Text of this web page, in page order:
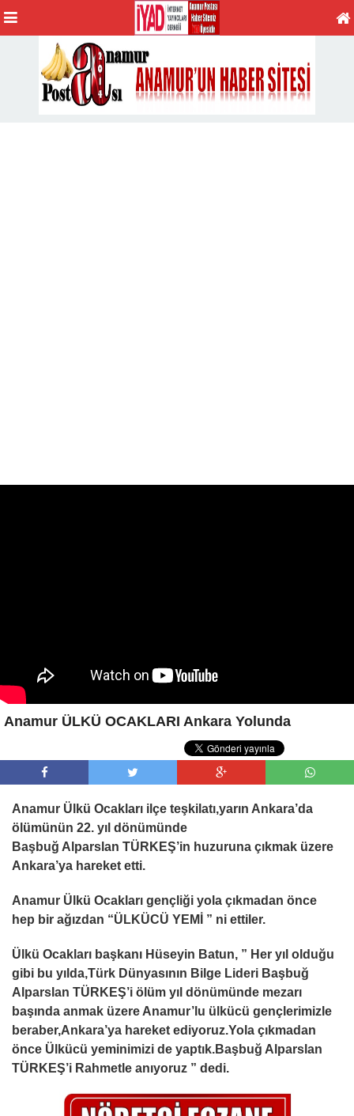
Anamur ÜLKÜ OCAKLARI Ankara Yolunda
Anamur Ülkü Ocakları ilçe teşkilatı,yarın Ankara’da
ölümünün 22. yıl dönümünde
Başbuğ Alparslan TÜRKEŞ’in huzuruna çıkmak üzere
Ankara’ya hareket etti.
Anamur Ülkü Ocakları gençliği yola çıkmadan önce
hep bir ağızdan “ÜLKÜCÜ YEMİ ” ni ettiler.
Ülkü Ocakları başkanı Hüseyin Batun, ” Her yıl olduğu
gibi bu yılda,Türk Dünyasının Bilge Lideri Başbuğ
Alparslan TÜRKEŞ’i ölüm yıl dönümünde mezarı
başında anmak üzere Anamur’lu ülkücü gençlerimizle
beraber,Ankara’ya hareket ediyoruz.Yola çıkmadan
önce Ülkücü yeminimizi de yaptık.Başbuğ Alparslan
TÜRKEŞ’i Rahmetle anıyoruz ” dedi.